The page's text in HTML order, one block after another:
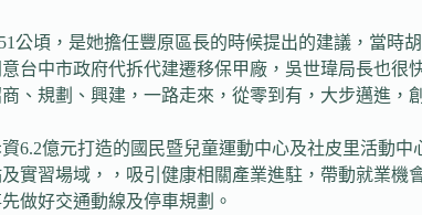
公頃，是她擔任豐原區長的時候提出的建議，當
台中市政府代拆代建遷移保甲廠，吳世瑋局長也
、規劃、興建，一路走來，從零到有，大步邁進，
6.2億元打造的國民暨兒童運動中心及社皮里活動
實習場域，，吸引健康相關產業進駐，帶動就業
做好交通動線及停車規劃。